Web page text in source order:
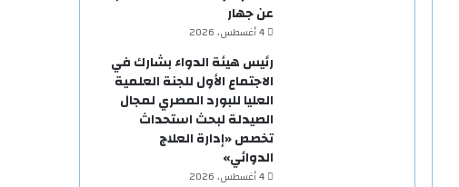
عن جهار
4 أغسطس، 2026
رئيس هيئة الدواء بشارك في
الاجتماع الأول للجنة العلمية
العليا للبورد المصري لمجال
الصيدلة لبحث استحداث
تخصص «إدارة العلاج
الدوائي»
4 أغسطس، 2026